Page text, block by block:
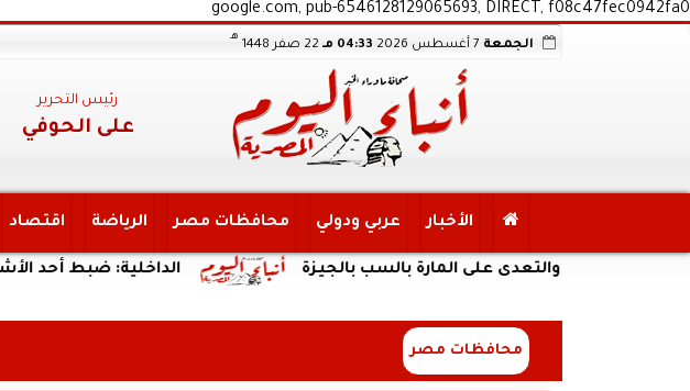
google.com, pub-6546128129065693, DIRECT, f08c47fec0942fa0
الجمعة 04:33 مـ 22 صفر 1448
هـ
رئيس التحرير
على الحوفي
الأخبار عربي ودولي محافظات مصر الرياضة اقتصاد
الداخلية: ضبط أحد الأشخاص والتعدى على المارة بالسب بالجيزة
محافظات مصر